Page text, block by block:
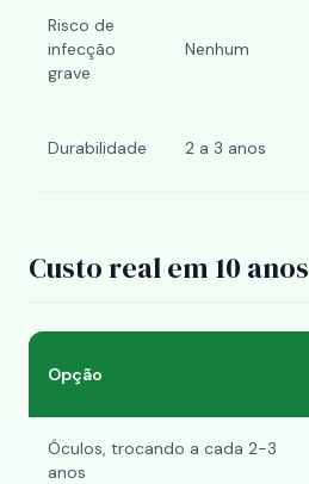
Risco de
infecção
grave
Nenhum
Durabilidade 2 a 3 anos
Custo real em 10 anos
Opção
Óculos, trocando a cada 2-3
anos